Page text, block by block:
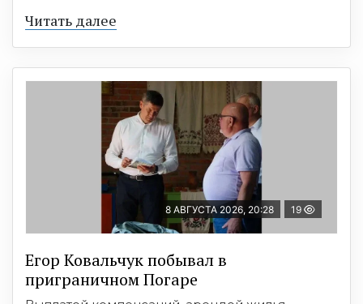
Читать далее
8 АВГУСТА 2026, 20:28 19
Егор Ковальчук побывал в
приграничном Погаре